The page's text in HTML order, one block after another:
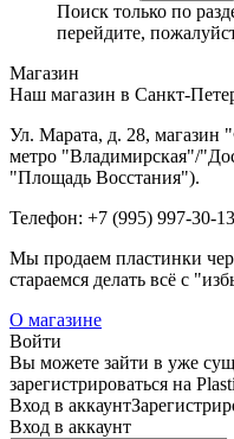
Поиск только по
перейдите,
Магазин
Наш магазин в Санкт-
Ул. Марата, д. 28,
метро "Владимирская"/
"Площадь Восстания").
Телефон: +7 (995) 997-30-13
Мы продаем пластинки
стараемся делать всё с
О магазине
Войти
Вы можете зайти в уже
зарегистрироваться на
Вход в аккаунт
Вход в аккаунт